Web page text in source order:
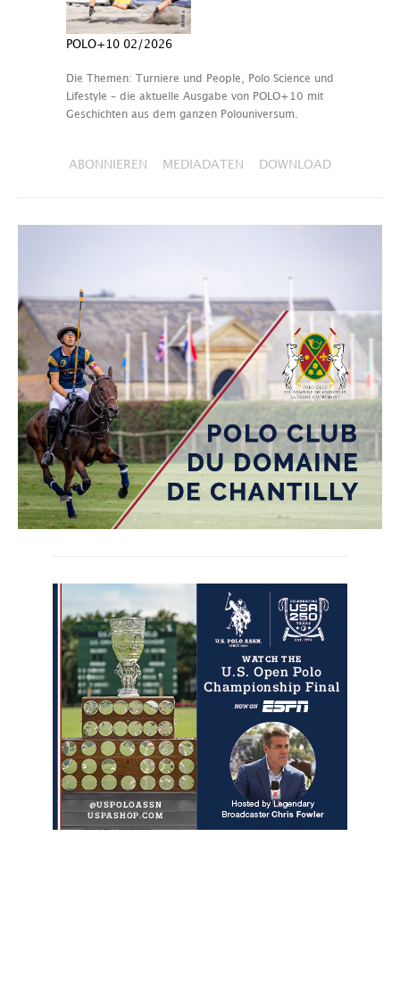
POLO+10 02/2026
Die Themen: Turniere und People, Polo Science und
Lifestyle – die aktuelle Ausgabe von POLO+10 mit
Geschichten aus dem ganzen Polouniversum.
ABONNIEREN MEDIADATEN DOWNLOAD